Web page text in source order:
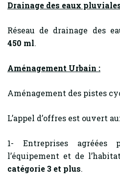
Drainage des eaux
Réseau de drainage des
450 ml.
Aménagement Urbain :
Aménagement des pistes
L’appel d’offres est ouvert
1- Entreprises
l’équipement et de
catégorie 3 et plus.